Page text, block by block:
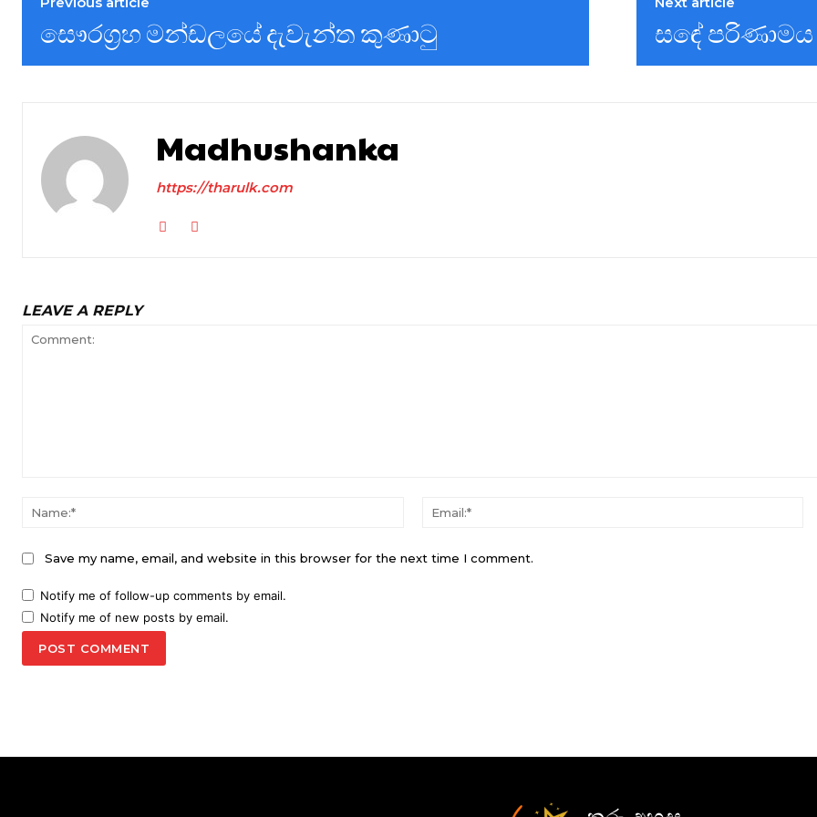
සෞරග්‍රහ මන්ඩලයේ දැවැන්ත කුණාටු සඳේ
Madhushanka
https://tharulk.com
LEAVE A REPLY
Name:*
Save my name, email, and website in this browser for the next time I comment.
Notify me of follow-up comments by email.
Notify me of new posts by email.